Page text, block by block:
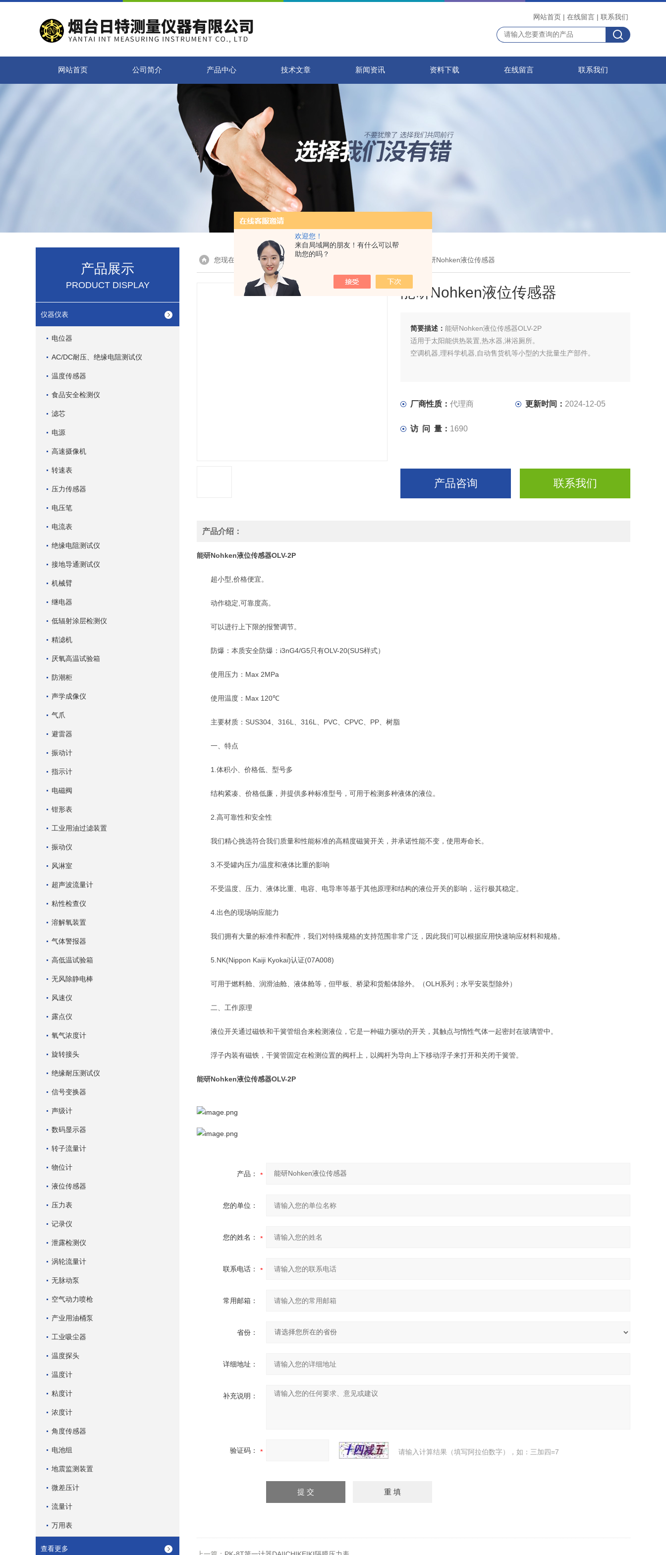
欢迎您！
来自局域网的朋友！有什么可以帮
助您的吗？
网站首页 | 在线留言 | 联系我们
网站首页 公司简介 产品中心 技术文章 新闻资讯 资料下载 在线留言 联系我们
产品展示
PRODUCT DISPLAY
仪器仪表
电位器
AC/DC耐压、绝缘电阻测试仪
温度传感器
食品安全检测仪
滤芯
电源
高速摄像机
转速表
压力传感器
电压笔
电流表
绝缘电阻测试仪
接地导通测试仪
机械臂
继电器
低辐射涂层检测仪
精滤机
厌氧高温试验箱
防潮柜
声学成像仪
气爪
避雷器
振动计
指示计
电磁阀
钳形表
工业用油过滤装置
振动仪
风淋室
超声波流量计
粘性检查仪
溶解氧装置
气体警报器
高低温试验箱
无风除静电棒
风速仪
露点仪
氧气浓度计
旋转接头
绝缘耐压测试仪
信号变换器
声级计
数码显示器
转子流量计
物位计
液位传感器
压力表
记录仪
泄露检测仪
涡轮流量计
无脉动泵
空气动力喷枪
产业用油桶泵
工业吸尘器
温度探头
温度计
粘度计
浓度计
角度传感器
电池组
地震监测装置
微差压计
流量计
万用表
查看更多
您现在的位置：首页> 产品展示 > 仪器仪表 > OLV-2P能研Nohken液位传感器
能研Nohken液位传感器
简要描述：能研Nohken液位传感器OLV-2P
适用于太阳能供热装置,热水器,淋浴厕所。
空调机器,理科学机器,自动售货机等小型的大批量生产部件。
厂商性质：代理商 更新时间： 2024-12-05
访 问 量： 1690
产品咨询 联系我们
产品介绍：
能研Nohken液位传感器OLV-2P
超小型,价格便宜。
动作稳定,可靠度高。
可以进行上下限的报警调节。
防爆：本质安全防爆：i3nG4/G5只有OLV-20(SUS样式）
使用压力：Max 2MPa
使用温度：Max 120℃
主要材质：SUS304、316L、316L、PVC、CPVC、PP、树脂
一、特点
1.体积小、价格低、型号多
结构紧凑、价格低廉，并提供多种标准型号，可用于检测多种液体的液位。
2.高可靠性和安全性
我们精心挑选符合我们质量和性能标准的高精度磁簧开关，并承诺性能不变，使用寿命长。
3.不受罐内压力/温度和液体比重的影响
不受温度、压力、液体比重、电容、电导率等基于其他原理和结构的液位开关的影响，运行极其稳定。
4.出色的现场响应能力
我们拥有大量的标准件和配件，我们对特殊规格的支持范围非常广泛，因此我们可以根据应用快速响应材料和规格。
5.NK(Nippon Kaiji Kyokai)认证(07A008)
可用于燃料舱、润滑油舱、液体舱等，但甲板、桥梁和货船体除外。（OLH系列；水平安装型除外）
二、工作原理
液位开关通过磁铁和干簧管组合来检测液位，它是一种磁力驱动的开关，其触点与惰性气体一起密封在玻璃管中。
浮子内装有磁铁，干簧管固定在检测位置的阀杆上，以阀杆为导向上下移动浮子来打开和关闭干簧管。
能研Nohken液位传感器OLV-2P
产品：
您的单位：
您的姓名：
联系电话：
常用邮箱：
省份：
详细地址：
补充说明：
验证码： 请输入计算结果（填写阿拉伯数字），如：三加四=7